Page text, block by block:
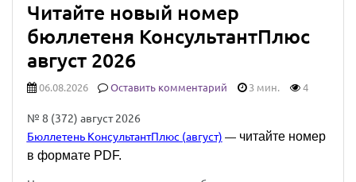
Читайте новый номер
бюллетеня КонсультантПлюс
август 2026
06.08.2026 Оставить комментарий 3 мин. 4
№ 8 (372) август 2026
Бюллетень КонсультантПлюс (август) — читайте номер
в формате PDF.